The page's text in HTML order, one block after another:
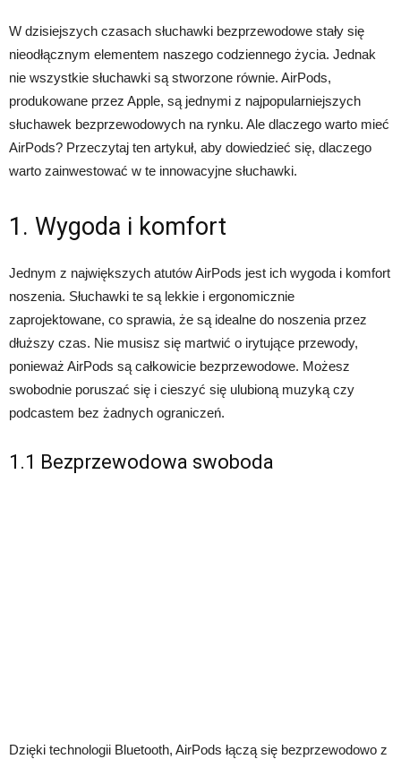
W dzisiejszych czasach słuchawki bezprzewodowe stały się
nieodłącznym elementem naszego codziennego życia. Jednak
nie wszystkie słuchawki są stworzone równie. AirPods,
produkowane przez Apple, są jednymi z najpopularniejszych
słuchawek bezprzewodowych na rynku. Ale dlaczego warto mieć
AirPods? Przeczytaj ten artykuł, aby dowiedzieć się, dlaczego
warto zainwestować w te innowacyjne słuchawki.
1. Wygoda i komfort
Jednym z największych atutów AirPods jest ich wygoda i komfort
noszenia. Słuchawki te są lekkie i ergonomicznie
zaprojektowane, co sprawia, że są idealne do noszenia przez
dłuższy czas. Nie musisz się martwić o irytujące przewody,
ponieważ AirPods są całkowicie bezprzewodowe. Możesz
swobodnie poruszać się i cieszyć się ulubioną muzyką czy
podcastem bez żadnych ograniczeń.
1.1 Bezprzewodowa swoboda
Dzięki technologii Bluetooth, AirPods łączą się bezprzewodowo z